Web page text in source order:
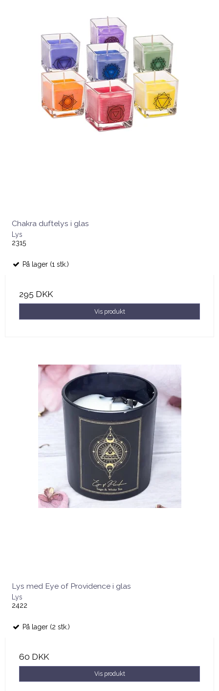
Chakra duftelys i glas
Lys
2315
På lager (1 stk.)
295 DKK
Vis produkt
Lys med Eye of Providence i glas
Lys
2422
På lager (2 stk.)
60 DKK
Vis produkt